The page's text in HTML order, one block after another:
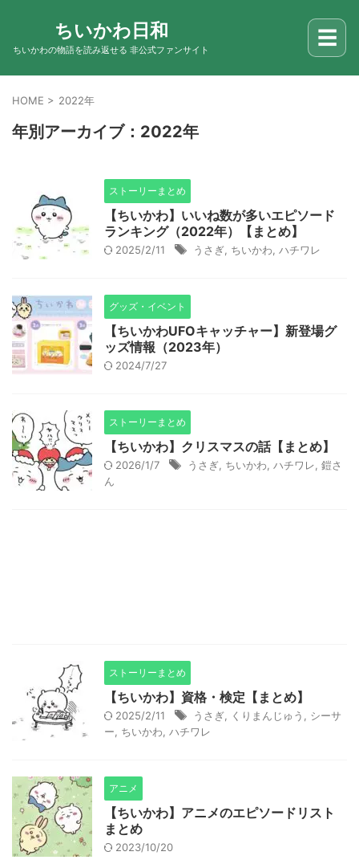
ちいかわ日和
ちいかわの物語を読み返せる 非公式ファンサイト ☰
HOME > 2022年
年別アーカイブ：2022年
ストーリーまとめ
【ちいかわ】いいね数が多いエピソード
ランキング（2022年）【まとめ】
2025/2/11 うさぎ ちいかわ ハチワレ
グッズ・イベント
【ちいかわUFOキャッチャー】新登場グ
ッズ情報（2023年）
2024/7/27
ストーリーまとめ
【ちいかわ】クリスマスの話【まとめ】
2026/1/7 うさぎ ちいかわ ハチワレ 鎧さ
ん
ストーリーまとめ
【ちいかわ】資格・検定【まとめ】
2025/2/11 うさぎ くりまんじゅう
シーサ
ー
ちいかわ ハチワレ
アニメ
【ちいかわ】アニメのエピソードリスト
まとめ
2023/10/20